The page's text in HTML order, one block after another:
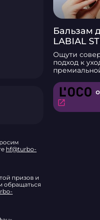
hf@turbo-
призов и
обращаться
Бальзам
LABIAL
&
L’OCO
Ощути
подход к
бренда L’OCO.
обладает
формулой
пчелиного
open_in_new